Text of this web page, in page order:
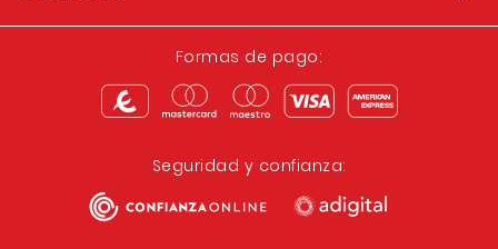
Formas de pago:
Seguridad y confianza: